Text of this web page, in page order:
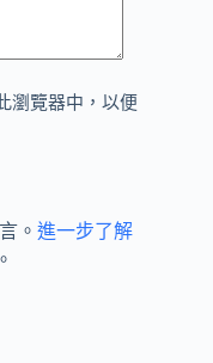
瀏覽器中，以便
。 進一步了解
。